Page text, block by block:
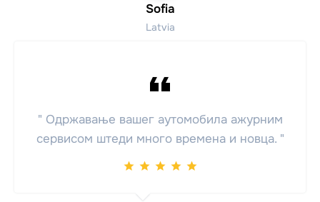
Sofia
Latvia
" Одржавање вашег аутомобила ажурним
сервисом штеди много времена и новца. "